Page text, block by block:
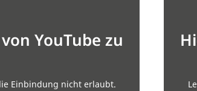
YouTube zu
Einbindung nicht erlaubt.